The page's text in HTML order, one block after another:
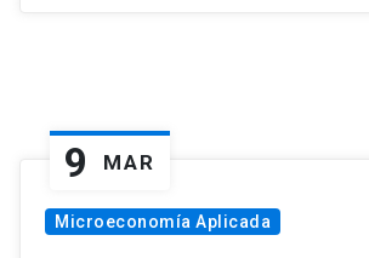
9 MAR
Microeconomía Aplicada